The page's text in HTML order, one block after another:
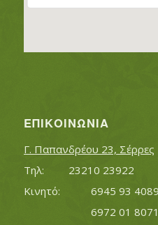
ΕΠΙΚΟΙΝΩΝΊΑ
Γ. Παπανδρέου 23, Σέρρες
Τηλ:		23210 23922
Κινητό:		6945 93 4089
			6972 01 8071